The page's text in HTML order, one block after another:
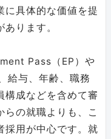
に具体的な価値を提
ります。
Pass（EP）や
給与、年齢、職務
構成などを含めて審
の就職よりも、こ
採用が中心です。就